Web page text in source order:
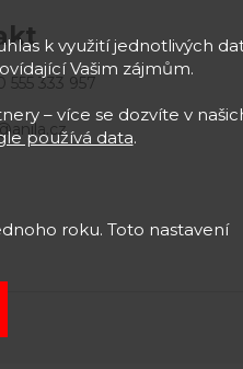
555 333 957
k využití jednotlivých
Vašim zájmům.
– více se dozvíte v
používá data.
roku. Toto nastavení